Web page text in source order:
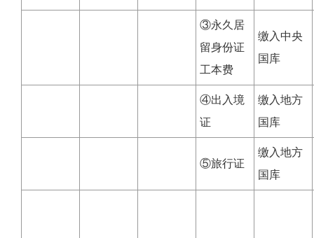
③永久居
留身份证
工本费
缴入中央
国库
④出入境
证
缴入地方
国库
⑤旅行证
缴入地方
国库